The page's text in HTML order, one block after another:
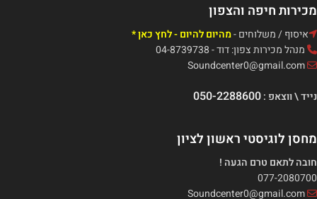
מכירות חיפה והצפון
איסוף / משלוחים -מהיום להיום - לחץ כאן *
מנהל מכירות צפון: דוד - 04-8739738
נייד \ ווצאפ :050-2288600
מחסן לוגיסטי ראשון לציון
חובה לתאם טרם הגעה !
077-2080700